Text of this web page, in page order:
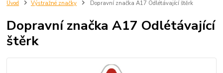
Úvod Výstražné značky Dopravní značka A17 Odlétávající štěrk
Dopravní značka A17 Odlétávající
štěrk